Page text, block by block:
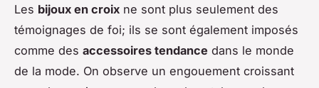
Les bijoux en croix ne sont plus seulement des
témoignages de foi; ils se sont également imposés
comme des accessoires tendance dans le monde
de la mode. On observe un engouement croissant